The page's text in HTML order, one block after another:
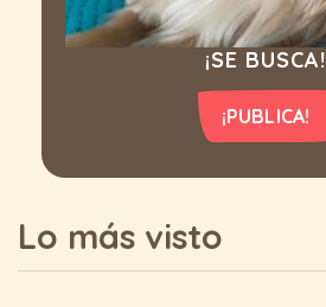
¡SE BUSCA!
¡PUBLICA!
Lo más visto